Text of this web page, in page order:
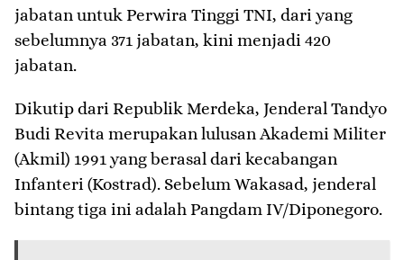
jabatan untuk Perwira Tinggi TNI, dari yang
sebelumnya 371 jabatan, kini menjadi 420
jabatan.
Dikutip dari Republik Merdeka, Jenderal Tandyo
Budi Revita merupakan lulusan Akademi Militer
(Akmil) 1991 yang berasal dari kecabangan
Infanteri (Kostrad). Sebelum Wakasad, jenderal
bintang tiga ini adalah Pangdam IV/Diponegoro.